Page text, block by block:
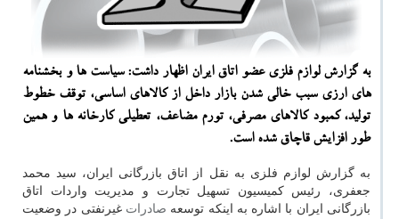
به گزارش لوازم فلزی عضو اتاق ایران اظهار داشت: سیاست ها و بخشنامه
های ارزی سبب خالی شدن بازار داخل از کالاهای اساسی، توقف خطوط
تولید، کمبود کالاهای مصرفی، تورم مضاعف، تعطیلی کارخانه ها و همین
طور افزایش قاچاق شده است.
به گزارش لوازم فلزی به نقل از اتاق بازرگانی ایران، سید محمد
جعفری، رئیس کمیسیون تسهیل تجارت و مدیریت واردات اتاق
بازرگانی ایران با اشاره به اینکه توسعه صادرات غیرنفتی در وضعیت